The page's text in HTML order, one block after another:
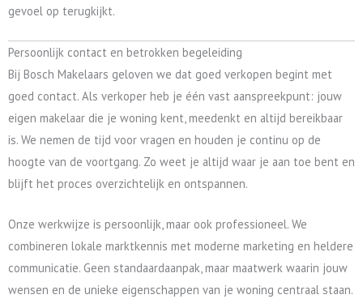
gevoel op terugkijkt.
Persoonlijk contact en betrokken begeleiding
Bij Bosch Makelaars geloven we dat goed verkopen begint met
goed contact. Als verkoper heb je één vast aanspreekpunt: jouw
eigen makelaar die je woning kent, meedenkt en altijd bereikbaar
is. We nemen de tijd voor vragen en houden je continu op de
hoogte van de voortgang. Zo weet je altijd waar je aan toe bent en
blijft het proces overzichtelijk en ontspannen.
Onze werkwijze is persoonlijk, maar ook professioneel. We
combineren lokale marktkennis met moderne marketing en heldere
communicatie. Geen standaardaanpak, maar maatwerk waarin jouw
wensen en de unieke eigenschappen van je woning centraal staan.